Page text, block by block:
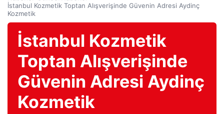
İstanbul Kozmetik Toptan Alışverişinde Güvenin Adresi Aydinç
Kozmetik
İstanbul Kozmetik
Toptan Alışverişinde
Güvenin Adresi Aydinç
Kozmetik